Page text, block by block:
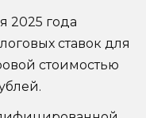
2025 года
ставок для
стоимостью